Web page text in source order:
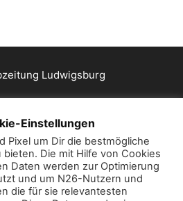
UNS
mail@die-webzeitung.de
Einstellungen
Pixel um Dir die bestmögliche
Die mit Hilfe von Cookies
Daten werden zur Optimierung
und um N26-Nutzern und
die für sie relevantesten